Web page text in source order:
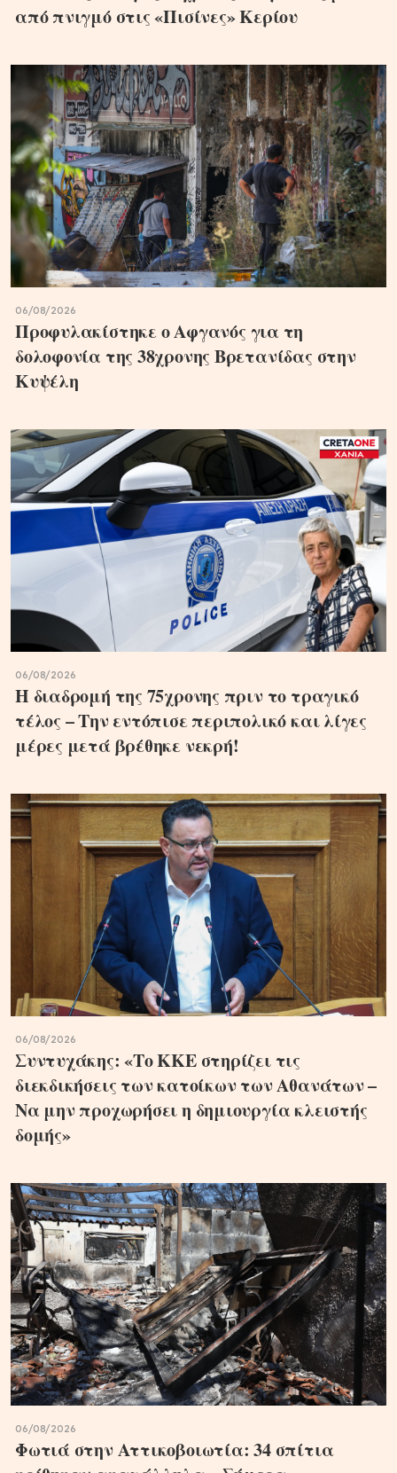
από πνιγμό στις «Πισίνες» Κερίου
06/08/2026
Προφυλακίστηκε ο Αφγανός για τη
δολοφονία της 38χρονης Βρετανίδας στην
Κυψέλη
06/08/2026
Η διαδρομή της 75χρονης πριν το τραγικό
τέλος – Την εντόπισε περιπολικό και λίγες
μέρες μετά βρέθηκε νεκρή!
06/08/2026
Συντυχάκης: «Το ΚΚΕ στηρίζει τις
διεκδικήσεις των κατοίκων των Αθανάτων –
Να μην προχωρήσει η δημιουργία κλειστής
δομής»
06/08/2026
Φωτιά στην Αττικοβοιωτία: 34 σπίτια